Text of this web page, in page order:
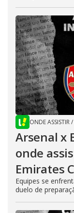
ONDE ASSISTIR/
Arsenal x
onde
Emirates
Equipes se
duelo de